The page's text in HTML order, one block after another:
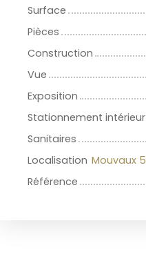
Surface
Pièces
Construction
Vue
Exposition
Stationnement intérieur
Sanitaires
Localisation
Référence